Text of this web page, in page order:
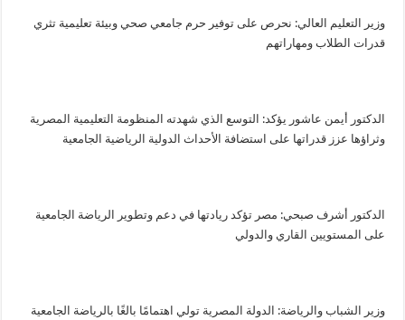
وزير التعليم العالي: نحرص على توفير حرم جامعي صحي وبيئة تعليمية تثري
قدرات الطلاب ومهاراتهم
الدكتور أيمن عاشور يؤكد: التوسع الذي شهدته المنظومة التعليمية المصرية
وثراؤها عزز قدراتها على استضافة الأحداث الدولية الرياضية الجامعية
الدكتور أشرف صبحي: مصر تؤكد ريادتها في دعم وتطوير الرياضة الجامعية
على المستويين القاري والدولي
وزير الشباب والرياضة: الدولة المصرية تولي اهتمامًا بالغًا بالرياضة الجامعية